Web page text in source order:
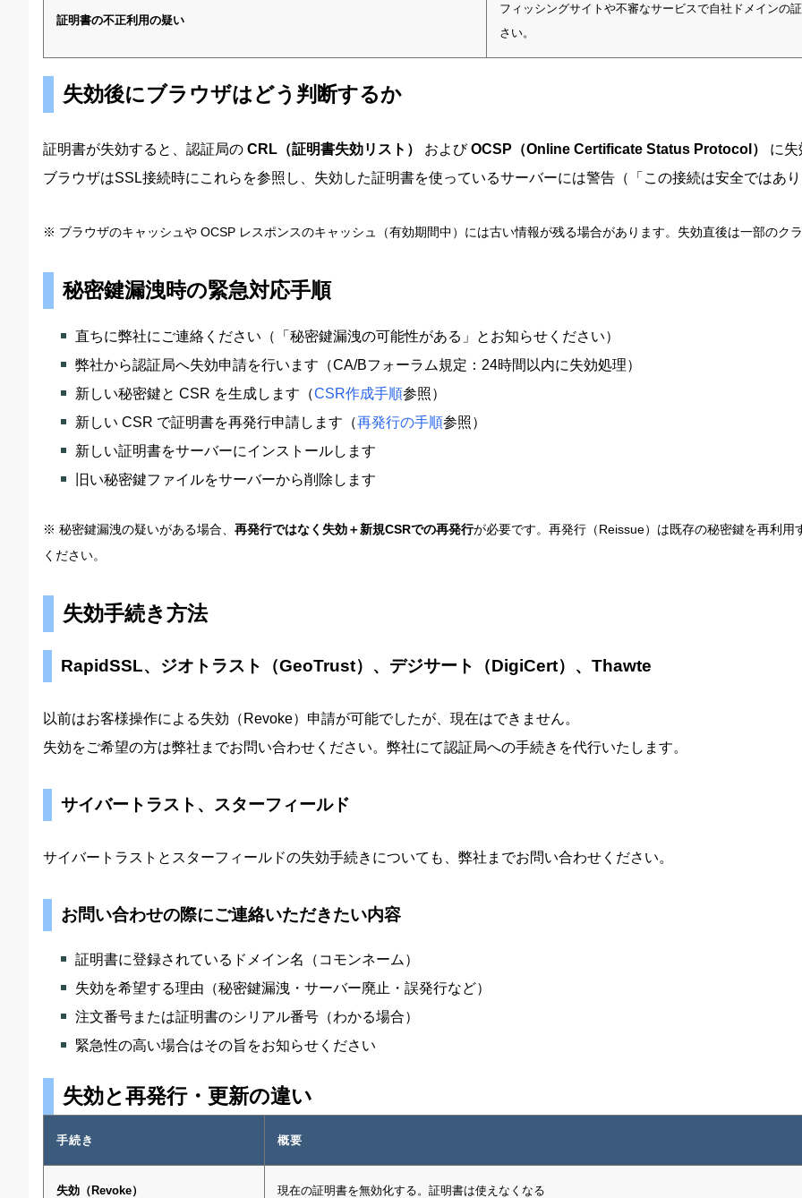
証明書の不正利用の疑い
フィッシングサイトや不審なサービスで自社ドメインの
さい。
失効後にブラウザはどう判断するか
証明書が失効すると、認証局の CRL（証明書失効リスト） およびOCSP（Online Certificate Status Protocol）
に
ブラウザはSSL接続時にこれらを参照し、失効した証明書を使っているサーバーには警告（「この接続は安全ではあ
※ ブラウザのキャッシュや OCSP レスポンスのキャッシュ（有効期間中）には古い情報が残る場合があります。失効直後は一部のク
秘密鍵漏洩時の緊急対応手順
直ちに弊社にご連絡ください（「秘密鍵漏洩の可能性がある」とお知らせください）
弊社から認証局へ失効申請を行います（CA/Bフォーラム規定：24時間以内に失効処理）
新しい秘密鍵と CSR を生成します（CSR作成手順参照）
新しい CSR で証明書を再発行申請します（再発行の手順参照）
新しい証明書をサーバーにインストールします
旧い秘密鍵ファイルをサーバーから削除します
※ 秘密鍵漏洩の疑いがある場合、 再発行ではなく失効＋新規CSRでの再発行が必要です。再発行（Reissue）は既存の秘密鍵を再利
ください。
失効手続き方法
RapidSSL、ジオトラスト（GeoTrust）、デジサート（DigiCert）、Thawte
以前はお客様操作による失効（Revoke）申請が可能でしたが、現在はできません。
失効をご希望の方は弊社までお問い合わせください。弊社にて認証局への手続きを代行いたします。
サイバートラスト、スターフィールド
サイバートラストとスターフィールドの失効手続きについても、弊社までお問い合わせください。
お問い合わせの際にご連絡いただきたい内容
証明書に登録されているドメイン名（コモンネーム）
失効を希望する理由（秘密鍵漏洩・サーバー廃止・誤発行など）
注文番号または証明書のシリアル番号（わかる場合）
緊急性の高い場合はその旨をお知らせください
失効と再発行・更新の違い
手続き 概要
失効（Revoke） 現在の証明書を無効化する。証明書は使えなくなる